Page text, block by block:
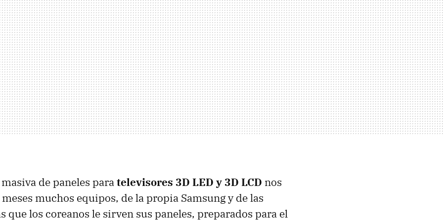
de paneles paratelevisores 3D LED y 3D LCD nos
muchos equipos, de la propia Samsung y de las
que los coreanos le sirven sus paneles, preparados para el